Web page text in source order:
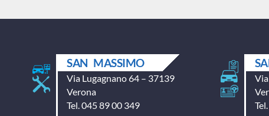
SAN MASSIMO
Via Lugagnano 64 – 37139
Verona
Tel. 045 89 00 349